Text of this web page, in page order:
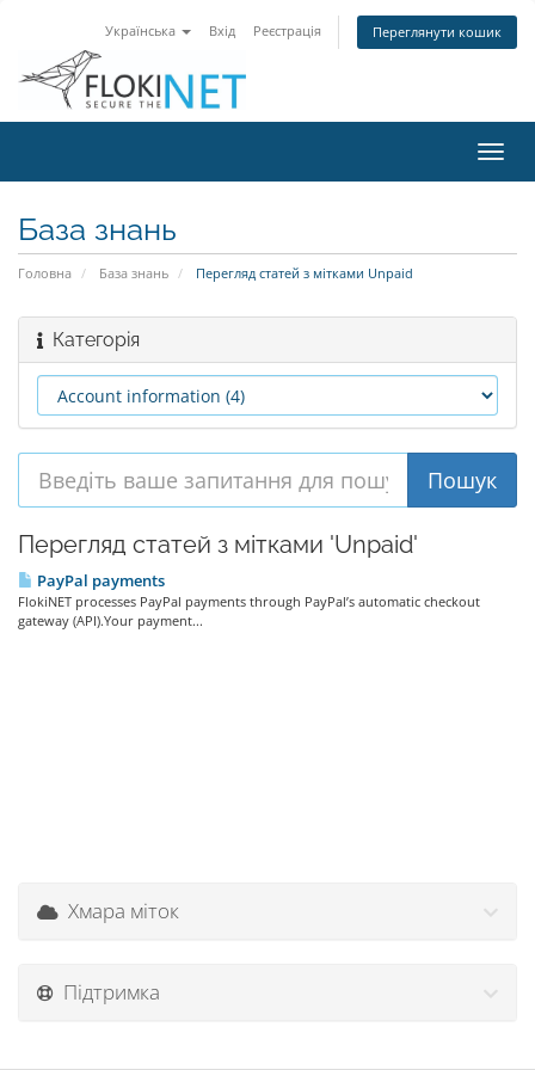
Українська Вхід Реєстрація Переглянути кошик
База знань
Головна База знань Перегляд статей з мітками Unpaid
Категорія
Перегляд статей з мітками 'Unpaid'
PayPal payments
FlokiNET processes PayPal payments through PayPal’s automatic checkout
gateway (API).Your payment...
Хмара міток
Підтримка